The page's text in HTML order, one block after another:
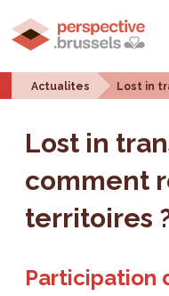
Actualites Lost in
Lost in
comment
territoires
Participation